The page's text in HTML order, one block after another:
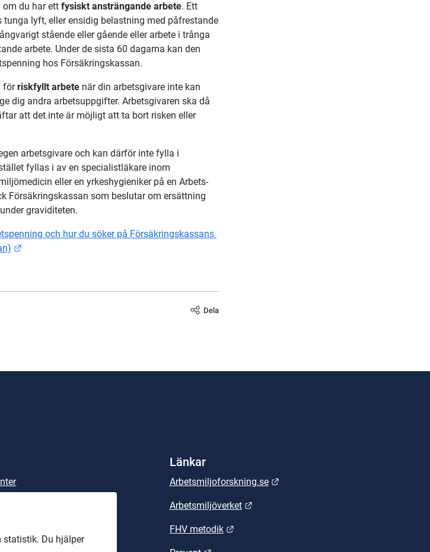
statistik. Du hjälper
du har ett fysiskt ansträngande arbete. Ett
lyft, eller ensidig belastning med påfrestande
stående eller gående eller arbete i trånga
arbete. Under de sista 60 dagarna kan den
hos Försäkringskassan.
för riskfyllt arbete när din arbetsgivare inte kan
dig andra arbetsuppgifter. Arbetsgivaren ska då
att det inte är möjligt att ta bort risken eller
arbetsgivare och kan därför inte fylla i
fyllas i av en specialistläkare inom
eller en yrkeshygieniker på en Arbets-
Försäkringskassan som beslutar om ersättning
graviditeten.
och hur du söker på Försäkringskassans
Dela
Länkar
Arbetsmiljoforskning.se Länk till annan webbplats.
Arbetsmiljöverket Länk till annan webbplats.
FHV metodik Länk till annan webbplats.